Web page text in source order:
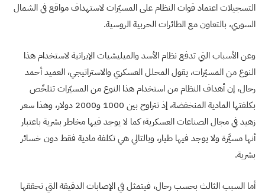
التسجيلات اعتماد قوات النظام على المسيّرات لاستهداف مواقع في الشمال
السوري، بالتعاون مع الطائرات الحربية الروسية.
وعن الأسباب التي تدفع نظام الأسد والميليشيات الإيرانية لاستخدام هذا
النوع من المسيّرات، يقول المحلل العسكري والاستراتيجي، العميد أحمد
رحال، إن أهداف النظام من استخدام هذا النوع من المسيّرات تتلخّص
بكلفتها المادية المنخفضة، إذ تتراوح بين 1000 و2000 دولار، وهذا سعر
زهيد في مجال الصناعات العسكرية؛ كما لا يوجد فيها مخاطر بشرية باعتبار
أنها مسيَّرة ولا يوجد فيها طيار، وبالتالي هي تكلفة مادية فقط دون خسائر
بشرية.
أما السبب الثالث بحسب رحال، فيتمثل في الإصابات الدقيقة التي تحققها